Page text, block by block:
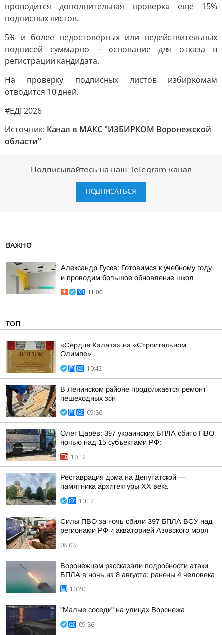
проводится дополнительная проверка ещё 15%
подписных листов.
5% и более недостоверных или недействительных
подписей суммарно – основание для отказа в
регистрации кандидата.
На проверку подписных листов избиркомам
отводится 10 дней.
#ЕДГ2026
Источник: Канал в МАКС "ИЗБИРКОМ Воронежской
области"
Подписывайтесь на наш Telegram-канал
ПОДПИСАТЬСЯ
ВАЖНО
Александр Гусев: Готовимся к учебному году
и проводим большое обновление школ
11:00
ТОП
«Сердце Калача» на «Строительном
Олимпе»
10:42
В Ленинском районе продолжается ремонт
пешеходных зон
09:36
Олег Царёв: 397 украинских БПЛА сбито ПВО
ночью над 15 субъектами РФ:
10:12
Реставрация дома на Депутатской —
памятника архитектуры ХХ века
10:12
Силы ПВО за ночь сбили 397 БПЛА ВСУ над
регионами РФ и акваторией Азовского моря
08:03
Воронежцам рассказали подробности атаки
БПЛА в ночь на 8 августа: ранены 4 человека
10:20
"Малые соседи" на улицах Воронежа
09:36